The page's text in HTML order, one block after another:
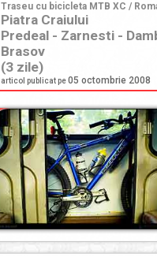
Traseu cu bicicleta MTB XC /
Piatra Craiului
Predeal - Zarnesti -
Brasov
(3 zile)
articol publicat pe05 octombrie 2008